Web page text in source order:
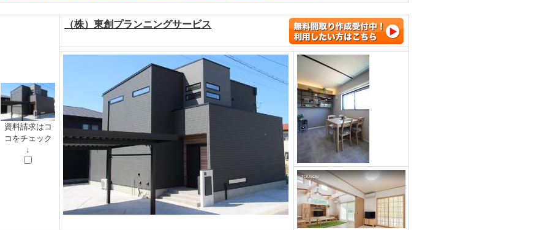
資料請求はコ
コをチェック
↓
（株）東創プランニングサービス